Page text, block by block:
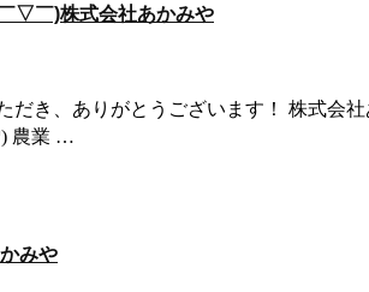
▽￣)株式会社あかみや
だき、ありがとうございます！ 株式
農業 …
みや